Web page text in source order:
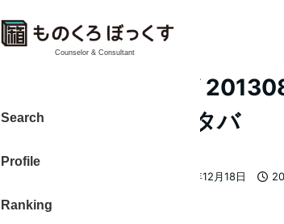
Counselor & Consultant
Search
Profile
Ranking
[ 日次クロージング
ドコモ マクドとスタバ
2013年12月18日
者